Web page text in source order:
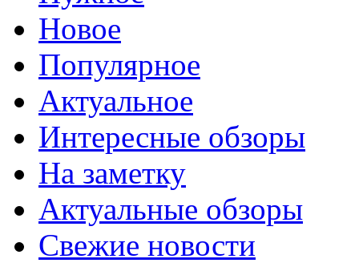
Новое
Популярное
Актуальное
Интересные обзоры
На заметку
Актуальные обзоры
Свежие новости